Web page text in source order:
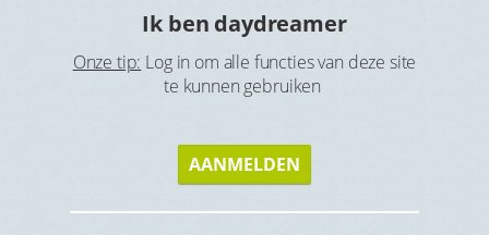
Ik ben daydreamer
Onze tip: Log in om alle functies van deze site
te kunnen gebruiken
AANMELDEN